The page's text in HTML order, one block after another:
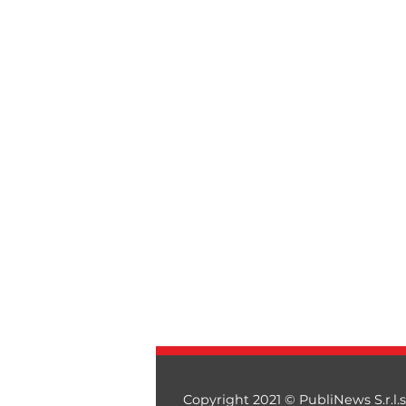
Copyright 2021 © PubliNews